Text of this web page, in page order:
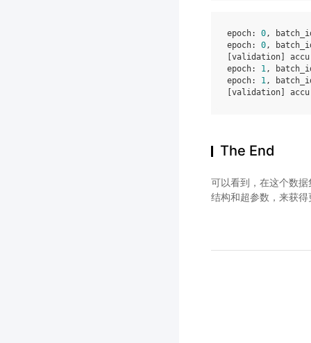
epoch: 0,
epoch: 0,
validation
epoch: 1,
epoch: 1,
validation
The End
可以看到，在这个数
结构和超参数，来获